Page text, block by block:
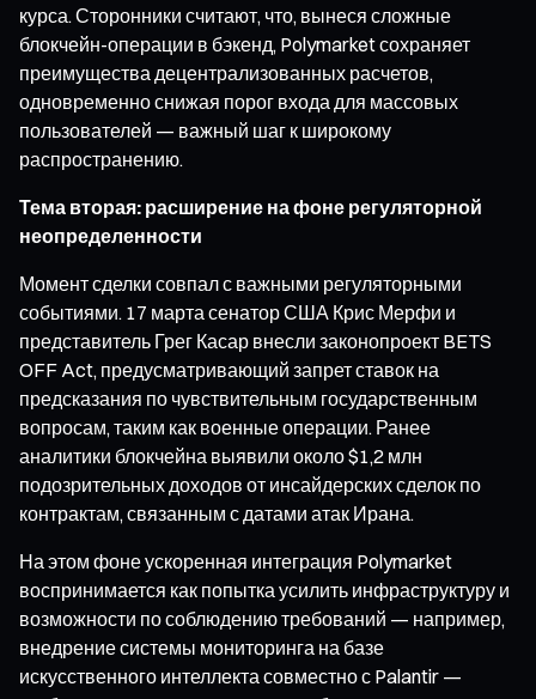
курса. Сторонники считают, что, вынеся сложные
блокчейн-операции в бэкенд, Polymarket сохраняет
преимущества децентрализованных расчетов,
одновременно снижая порог входа для массовых
пользователей — важный шаг к широкому
распространению.
Тема вторая: расширение на фоне регуляторной
неопределенности
Момент сделки совпал с важными регуляторными
событиями. 17 марта сенатор США Крис Мерфи и
представитель Грег Касар внесли законопроект BETS
OFF Act, предусматривающий запрет ставок на
предсказания по чувствительным государственным
вопросам, таким как военные операции. Ранее
аналитики блокчейна выявили около $1,2 млн
подозрительных доходов от инсайдерских сделок по
контрактам, связанным с датами атак Ирана.
На этом фоне ускоренная интеграция Polymarket
воспринимается как попытка усилить инфраструктуру и
возможности по соблюдению требований — например,
внедрение системы мониторинга на базе
искусственного интеллекта совместно с Palantir —